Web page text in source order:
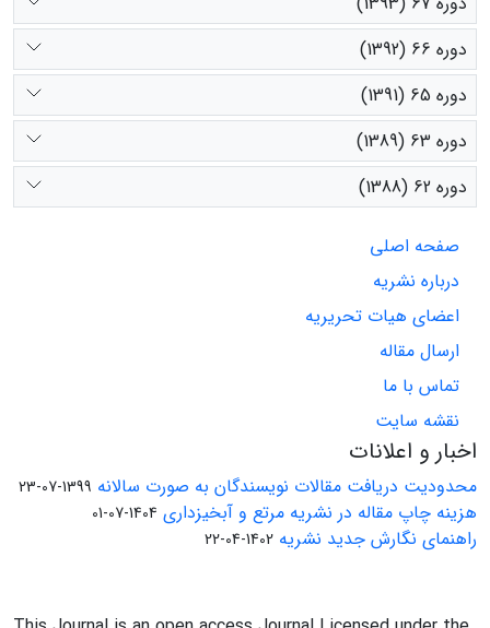
دوره 66 (1392)
دوره 65 (1391)
دوره 63 (1389)
دوره 62 (1388)
صفحه اصلی
درباره نشریه
اعضای هیات تحریریه
ارسال مقاله
تماس با ما
نقشه سایت
اخبار و اعلانات
محدودیت دریافت مقالات نویسندگان به صورت سالانه 1399-07-23
هزینه چاپ مقاله در نشریه مرتع و آبخیزداری 1404-07-01
راهنمای نگارش جدید نشریه 1402-04-22